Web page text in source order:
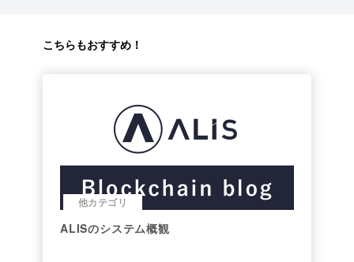
こちらもおすすめ！
他カテゴリ
ALISのシステム概観